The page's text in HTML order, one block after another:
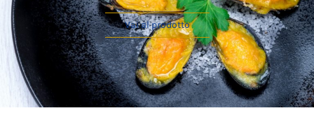
Vai al prodotto